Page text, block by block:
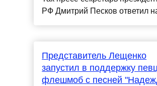
РФ Дмитрий Песков ответил
Представитель Лещенко
запустил в поддержку
флешмоб с песней